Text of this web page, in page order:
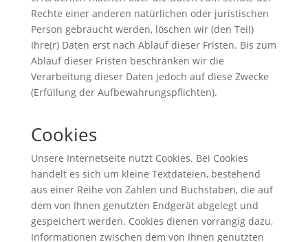
Rechte einer anderen natürlichen oder juristischen
Person gebraucht werden, löschen wir (den Teil)
Ihre(r) Daten erst nach Ablauf dieser Fristen. Bis zum
Ablauf dieser Fristen beschränken wir die
Verarbeitung dieser Daten jedoch auf diese Zwecke
(Erfüllung der Aufbewahrungspflichten).
Cookies
Unsere Internetseite nutzt Cookies. Bei Cookies
handelt es sich um kleine Textdateien, bestehend
aus einer Reihe von Zahlen und Buchstaben, die auf
dem von Ihnen genutzten Endgerät abgelegt und
gespeichert werden. Cookies dienen vorrangig dazu,
Informationen zwischen dem von Ihnen genutzten